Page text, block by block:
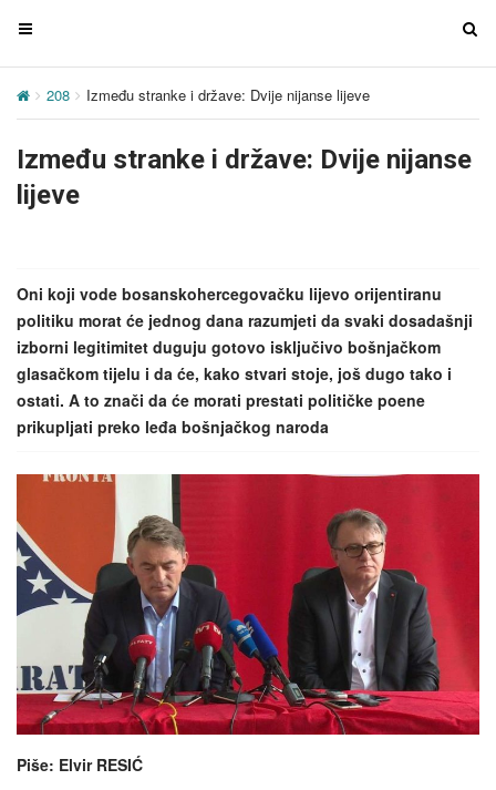
T
g
e
n
g
a
t
i
o
n
T
e
a
208 Između stranke i države: Dvije nijanse lijeve
Između stranke i države: Dvije nijanse
lijeve
Oni koji vode bosanskohercegovačku lijevo orijentiranu
politiku morat će jednog dana razumjeti da svaki dosadašnji
izborni legitimitet duguju gotovo isključivo bošnjačkom
glasačkom tijelu i da će, kako stvari stoje, još dugo tako i
ostati. A to znači da će morati prestati političke poene
prikupljati preko leđa bošnjačkog naroda
Piše: Elvir RESIĆ